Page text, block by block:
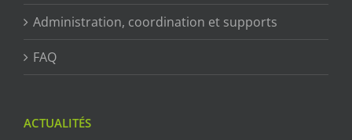
Administration, coordination et supports
FAQ
ACTUALITÉS